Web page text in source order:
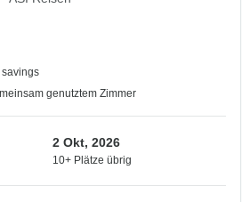
genutztem Zimmer
2 Okt, 2026
10+ Plätze übrig